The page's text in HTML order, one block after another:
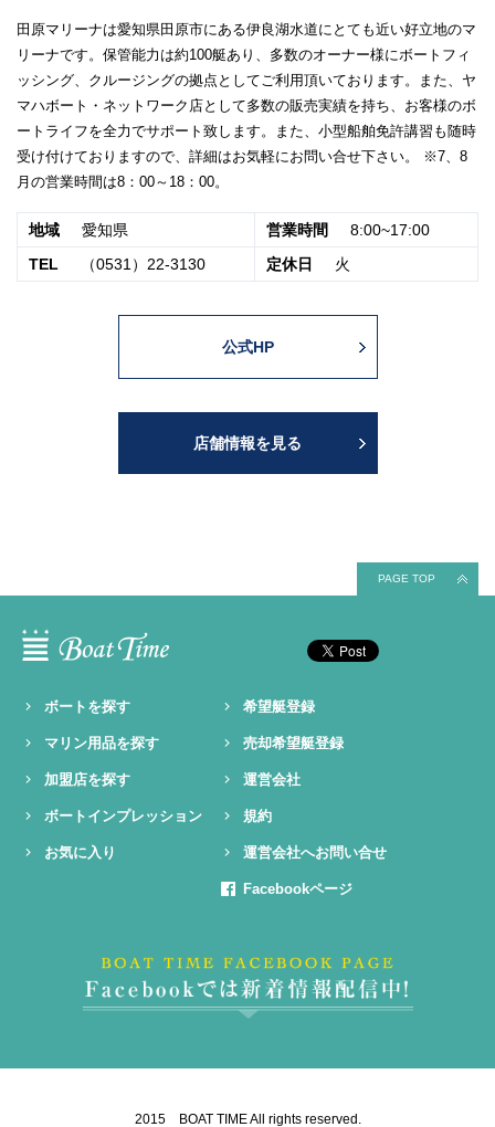
田原マリーナは愛知県田原市にある伊良湖水道にとても近い好立地のマ
リーナです。保管能力は約100艇あり、多数のオーナー様にボートフィ
ッシング、クルージングの拠点としてご利用頂いております。また、ヤ
マハボート・ネットワーク店として多数の販売実績を持ち、お客様のボ
ートライフを全力でサポート致します。また、小型船舶免許講習も随時
受け付けておりますので、詳細はお気軽にお問い合せ下さい。 ※7、8
月の営業時間は8：00～18：00。
地域 愛知県 営業時間
8:00~17:00
TEL
（0531）22-3130 定休日 火
公式HP
店舗情報を見る
PAGE TOP
ボートを探す
マリン用品を探す
加盟店を探す
ボートインプレッション
お気に入り
希望艇登録
売却希望艇登録
運営会社
規約
運営会社へお問い合せ
Facebookページ
2015 BOAT TIME All rights reserved.